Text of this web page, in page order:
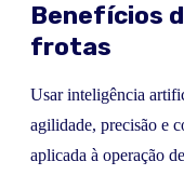
Benefícios
frotas
Usar inteligência
agilidade, precisão e
aplicada à operação